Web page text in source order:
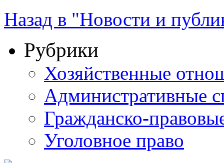
Назад в "Новости и
Рубрики
Хозяйственные
Административные
Гражданско-
Уголовное право